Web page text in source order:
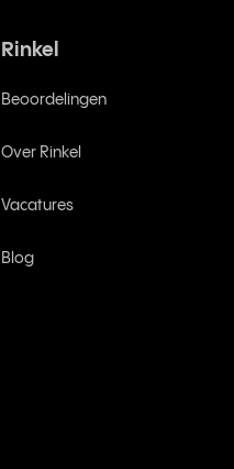
Rinkel
Beoordelingen
Over Rinkel
Vacatures
Blog